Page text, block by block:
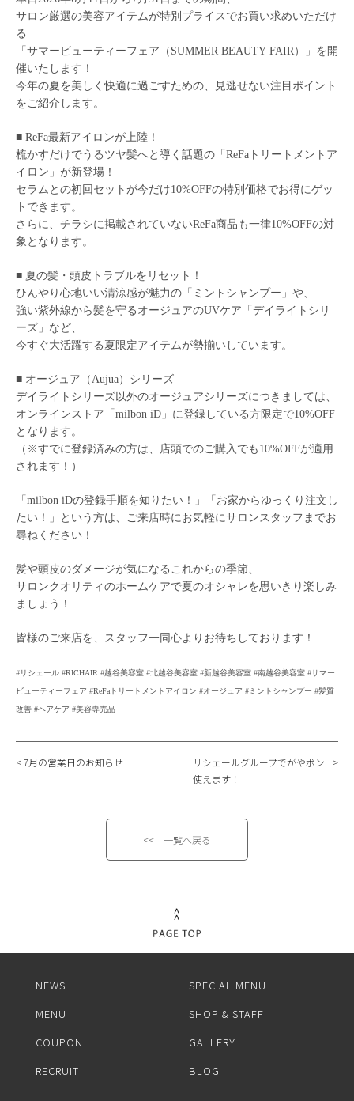
サロン厳選の美容アイテムが特別プライスでお買い求めいただけ
る
「サマービューティーフェア（SUMMER BEAUTY FAIR）」を開
催いたします！
今年の夏を美しく快適に過ごすための、見逃せない注目ポイント
をご紹介します。
■ ReFa最新アイロンが上陸！
梳かすだけでうるツヤ髪へと導く話題の「ReFaトリートメントア
イロン」が新登場！
セラムとの初回セットが今だけ10%OFFの特別価格でお得にゲッ
トできます。
さらに、チラシに掲載されていないReFa商品も一律10%OFFの対
象となります。
■ 夏の髪・頭皮トラブルをリセット！
ひんやり心地いい清涼感が魅力の「ミントシャンプー」や、
強い紫外線から髪を守るオージュアのUVケア「デイライトシリ
ーズ」など、
今すぐ大活躍する夏限定アイテムが勢揃いしています。
■ オージュア（Aujua）シリーズ
デイライトシリーズ以外のオージュアシリーズにつきましては、
オンラインストア「milbon iD」に登録している方限定で10%OFF
となります。
（※すでに登録済みの方は、店頭でのご購入でも10%OFFが適用
されます！）
「milbon iDの登録手順を知りたい！」「お家からゆっくり注文し
たい！」という方は、ご来店時にお気軽にサロンスタッフまでお
尋ねください！
髪や頭皮のダメージが気になるこれからの季節、
サロンクオリティのホームケアで夏のオシャレを思いきり楽しみ
ましょう！
皆様のご来店を、スタッフ一同心よりお待ちしております！
#リシェール #RICHAIR #越谷美容室 #北越谷美容室 #新越谷美容室 #南越谷美容室 #サマー
ビューティーフェア #ReFaトリートメントアイロン #オージュア #ミントシャンプー #髪質
改善 #ヘアケア #美容専売品
7月の営業日のお知らせ
リシェールグループでがやポン
使えます！
<< 一覧へ戻る
NEWS
SPECIAL MENU
MENU
SHOP & STAFF
COUPON
GALLERY
RECRUIT
BLOG